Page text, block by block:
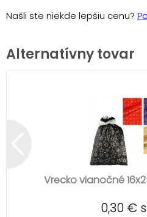
Našli ste niekde lepšiu cenu?
Alternatívny tovar
Vrecko vianočné
0,30 €